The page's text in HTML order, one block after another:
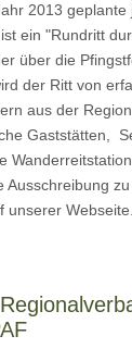
2013 geplante
ein "Rundritt
über die
der Ritt von
aus der
Gaststätten,
Ausschreibung
unserer Webseite.